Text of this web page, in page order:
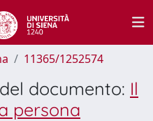
11365/1252574
documento: Il
persona